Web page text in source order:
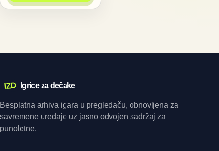
IZD Igrice za dečake
Besplatna arhiva igara u pregledaču, obnovljena za
savremene uređaje uz jasno odvojen sadržaj za
punoletne.